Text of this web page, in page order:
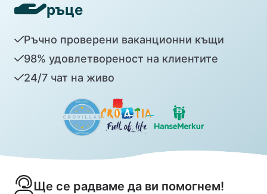
ръце
Ръчно проверени ваканционни къщи
98% удовлетвореност на клиентите
24/7 чат на живо
Ще се радваме да ви помогнем!